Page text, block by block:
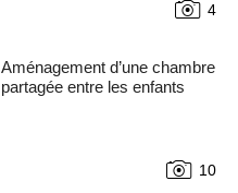
4
Aménagement d’une chambre
partagée entre les enfants
10